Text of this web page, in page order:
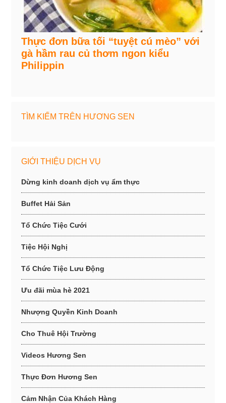
Thực đơn bữa tối “tuyệt cú mèo” với
gà hầm rau củ thơm ngon kiểu
Philippin
TÌM KIẾM TRÊN HƯƠNG SEN
GIỚI THIỆU DỊCH VỤ
Dừng kinh doanh dịch vụ ẩm thực
Buffet Hải Sản
Tổ Chức Tiệc Cưới
Tiệc Hội Nghị
Tổ Chức Tiệc Lưu Động
Ưu đãi mùa hè 2021
Nhượng Quyền Kinh Doanh
Cho Thuê Hội Trường
Videos Hương Sen
Thực Đơn Hương Sen
Cảm Nhận Của Khách Hàng